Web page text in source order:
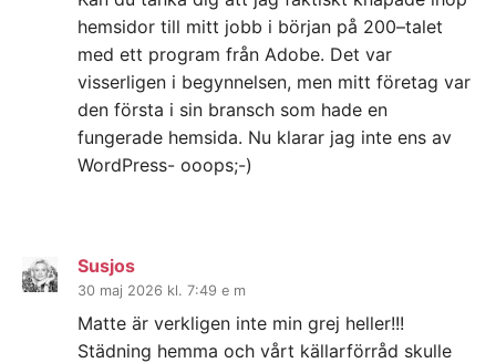
hemsidor till mitt jobb i början på 200–talet
med ett program från Adobe. Det var
visserligen i begynnelsen, men mitt företag var
den första i sin bransch som hade en
fungerade hemsida. Nu klarar jag inte ens av
WordPress- ooops;-)
Susjos
30 maj 2026 kl. 7:49 e m
Matte är verkligen inte min grej heller!!!
Städning hemma och vårt källarförråd skulle